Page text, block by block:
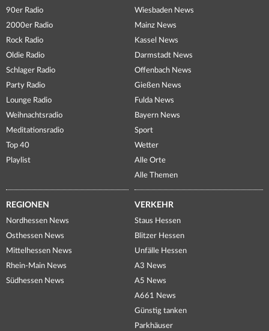
90er Radio
2000er Radio
Rock Radio
Oldie Radio
Schlager Radio
Party Radio
Lounge Radio
Weihnachtsradio
Meditationsradio
Top 40
Playlist
Wiesbaden News
Mainz News
Kassel News
Darmstadt News
Offenbach News
Gießen News
Fulda News
Bayern News
Sport
Wetter
Alle Orte
Alle Themen
REGIONEN
Nordhessen News
Osthessen News
Mittelhessen News
Rhein-Main News
Südhessen News
VERKEHR
Staus Hessen
Blitzer Hessen
Unfälle Hessen
A3 News
A5 News
A661 News
Günstig tanken
Parkhäuser